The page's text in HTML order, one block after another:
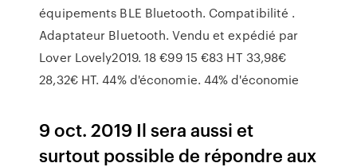
équipements BLE Bluetooth. Compatibilité .
Adaptateur Bluetooth. Vendu et expédié par
Lover Lovely2019. 18 €99 15 €83 HT 33,98€
28,32€ HT. 44% d'économie. 44% d'économie
9 oct. 2019 Il sera aussi et
surtout possible de répondre aux